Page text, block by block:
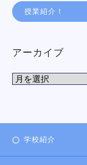
授業紹介！
アーカイブ
学校紹介